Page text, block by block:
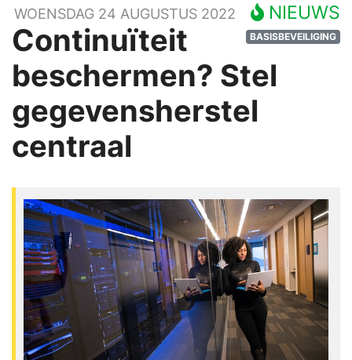
NIEUWS
BASISBEVEILIGING
WOENSDAG 24 AUGUSTUS 2022
Continuïteit
beschermen? Stel
gegevensherstel
centraal